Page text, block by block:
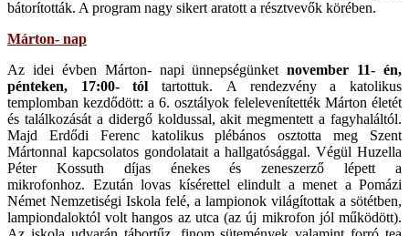
bátorították. A program nagy sikert aratott a résztvevők körében.
Márton- nap
Az idei évben Márton- napi ünnepségünketnovember 11- én,
pénteken, 17:00- tól tartottuk. A rendezvény a katolikus
templomban kezdődött: a 6. osztályok felelevenítették Márton életét
és találkozását a didergő koldussal, akit megmentett a fagyhaláltól.
Majd Erdődi Ferenc katolikus plébános osztotta meg Szent
Mártonnal kapcsolatos gondolatait a hallgatósággal. Végül Huzella
Péter Kossuth díjas énekes és zeneszerző lépett a
mikrofonhoz. Ezután lovas kísérettel elindult a menet a Pomázi
Német Nemzetiségi Iskola felé, a lampionok világítottak a sötétben,
lampiondaloktól volt hangos az utca (az új mikrofon jól működött).